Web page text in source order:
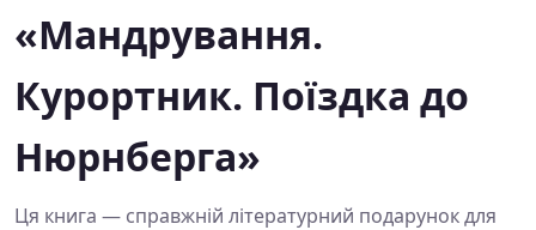
«Мандрування.
Курортник. Поїздка до
Нюрнберга»
Ця книга — справжній літературний подарунок для